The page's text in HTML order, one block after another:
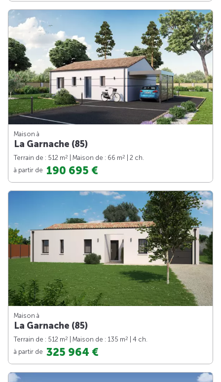
Maison à
La Garnache (85)
Terrain de : 512 m2 | Maison de : 66 m2
| 2 ch.
à partir de 190 695 €
Maison à
La Garnache (85)
Terrain de : 512 m2 | Maison de : 135 m2
| 4 ch.
à partir de 325 964 €